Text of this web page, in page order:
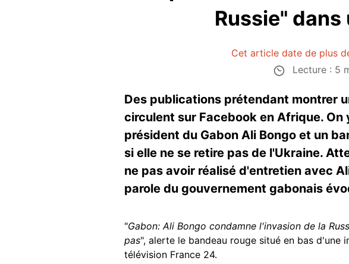
Russie"
Cet article date de plus
Lecture : 5
Des publications prétendant montrer
circulent sur Facebook en Afrique.
président du Gabon Ali Bongo et un
si elle ne se retire pas de l'Ukraine.
ne pas avoir réalisé d'entretien avec
parole du gouvernement gabonais
"Gabon: Ali Bongo condamne l'invasion de la
pas", alerte le bandeau rouge situé en bas d'une
télévision France 24.